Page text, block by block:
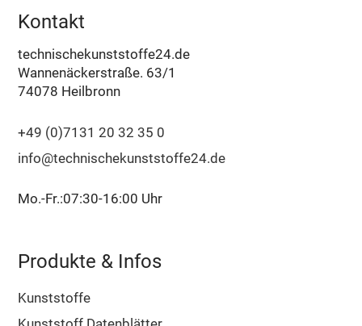
Kontakt
technischekunststoffe24.de
Wannenäckerstraße. 63/1
74078 Heilbronn
+49 (0)7131 20 32 35 0
info@technischekunststoffe24.de
Mo.-Fr.:07:30-16:00 Uhr
Produkte & Infos
Kunststoffe